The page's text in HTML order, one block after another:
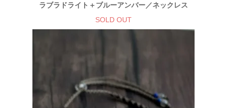
ラブラドライト＋ブルーアンバー／ネックレス
SOLD OUT